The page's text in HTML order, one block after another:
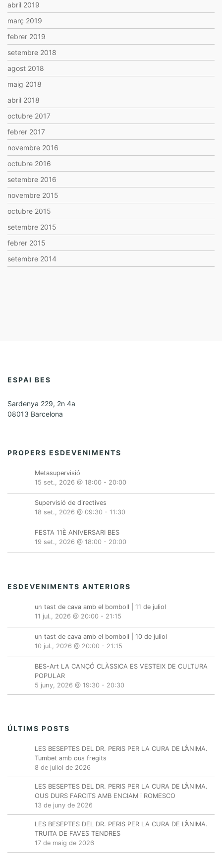
abril 2019
març 2019
febrer 2019
setembre 2018
agost 2018
maig 2018
abril 2018
octubre 2017
febrer 2017
novembre 2016
octubre 2016
setembre 2016
novembre 2015
octubre 2015
setembre 2015
febrer 2015
setembre 2014
ESPAI BES
Sardenya 229, 2n 4a
08013 Barcelona
PROPERS ESDEVENIMENTS
Metasupervisió
15 set., 2026 @ 18:00 - 20:00
Supervisió de directives
18 set., 2026 @ 09:30 - 11:30
FESTA 11È ANIVERSARI BES
19 set., 2026 @ 18:00 - 20:00
ESDEVENIMENTS ANTERIORS
un tast de cava amb el bomboll | 11 de juliol
11 jul., 2026 @ 20:00 - 21:15
un tast de cava amb el bomboll | 10 de juliol
10 jul., 2026 @ 20:00 - 21:15
BES-Art LA CANÇÓ CLÀSSICA ES VESTEIX DE CULTURA
POPULAR
5 juny, 2026 @ 19:30 - 20:30
ÚLTIMS POSTS
LES BESEPTES DEL DR. PERIS PER LA CURA DE L’ÀNIMA.
Tumbet amb ous fregits
8 de juliol de 2026
LES BESEPTES DEL DR. PERIS PER LA CURA DE L’ÀNIMA.
OUS DURS FARCITS AMB ENCIAM i ROMESCO
13 de juny de 2026
LES BESEPTES DEL DR. PERIS PER LA CURA DE L’ÀNIMA.
TRUITA DE FAVES TENDRES
17 de maig de 2026